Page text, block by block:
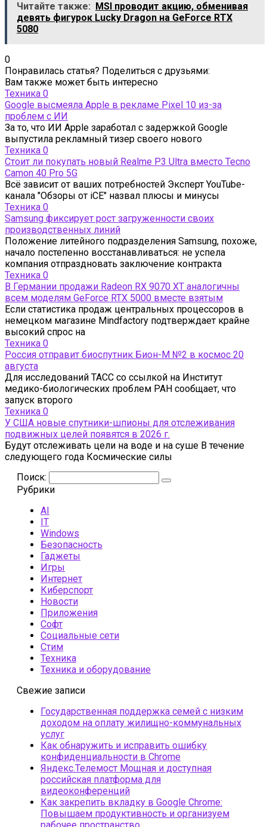
Читайте также:
MSI проводит акцию, обменивая
девять фигурок Lucky Dragon на GeForce RTX
5080
0
Понравилась статья? Поделиться с друзьями:
Вам также может быть интересно
Техника 0
Google высмеяла Apple в рекламе Pixel 10 из-за
проблем с ИИ
За то, что ИИ Apple заработал с задержкой Google
выпустила рекламный тизер своего нового
Техника 0
Стоит ли покупать новый Realme P3 Ultra вместо Tecno
Camon 40 Pro 5G
Всё зависит от ваших потребностей Эксперт YouTube-
канала "Обзоры от iCE" назвал плюсы и минусы
Техника 0
Samsung фиксирует рост загруженности своих
производственных линий
Положение литейного подразделения Samsung, похоже,
начало постепенно восстанавливаться: не успела
компания отпраздновать заключение контракта
Техника 0
В Германии продажи Radeon RX 9070 XT аналогичны
всем моделям GeForce RTX 5000 вместе взятым
Если статистика продаж центральных процессоров в
немецком магазине Mindfactory подтверждает крайне
высокий спрос на
Техника 0
Россия отправит биоспутник Бион-М №2 в космос 20
августа
Для исследований ТАСС со ссылкой на Институт
медико-биологических проблем РАН сообщает, что
запуск второго
Техника 0
У США новые спутники-шпионы для отслеживания
подвижных целей появятся в 2026 г.
Будут отслеживать цели на воде и на суше В течение
следующего года Космические силы
Поиск:
Рубрики
AI
IT
Windows
Безопасность
Гаджеты
Игры
Интернет
Киберспорт
Новости
Приложения
Софт
Социальные сети
Стим
Техника
Техника и оборудование
Свежие записи
Государственная поддержка семей с низким
доходом на оплату жилищно-коммунальных
услуг
Как обнаружить и исправить ошибку
конфиденциальности в Chrome
Яндекс.Телемост Мощная и доступная
российская платформа для
видеоконференций
Как закрепить вкладку в Google Chrome:
Повышаем продуктивность и организуем